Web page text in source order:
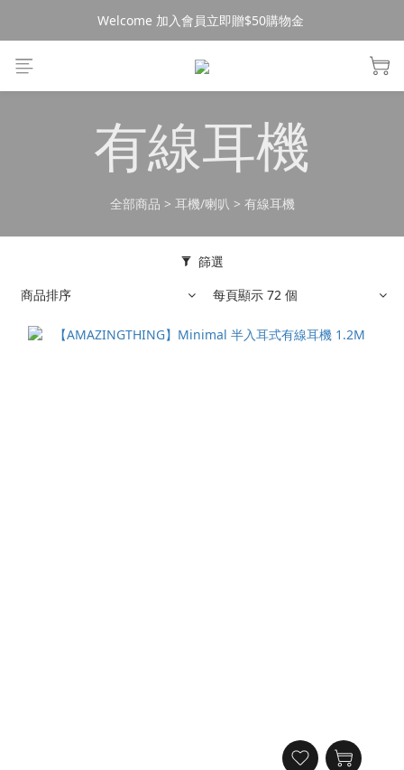
消費$490超商免運🚚
Welcome 加入會員立即贈$50購物金
消費$490超商免運🚚
有線耳機
全部商品 > 耳機/喇叭 > 有線耳機
篩選
商品排序
每頁顯示 72 個